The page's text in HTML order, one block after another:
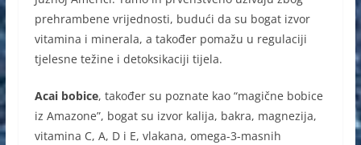
prehrambene vrijednosti, budući da su bogat izvor
vitamina i minerala, a također pomažu u regulaciji
tjelesne težine i detoksikaciji tijela.
Acai bobice, također su poznate kao “magične bobice
iz Amazone”, bogat su izvor kalija, bakra, magnezija,
vitamina C, A, D i E, vlakana, omega-3-masnih